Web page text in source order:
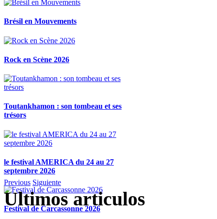
Brésil en Mouvements
Rock en Scène 2026
Toutankhamon : son tombeau et ses
trésors
le festival AMERICA du 24 au 27
septembre 2026
Festival de Carcassonne 2026
Previous Siguiente
Ultimos articulos